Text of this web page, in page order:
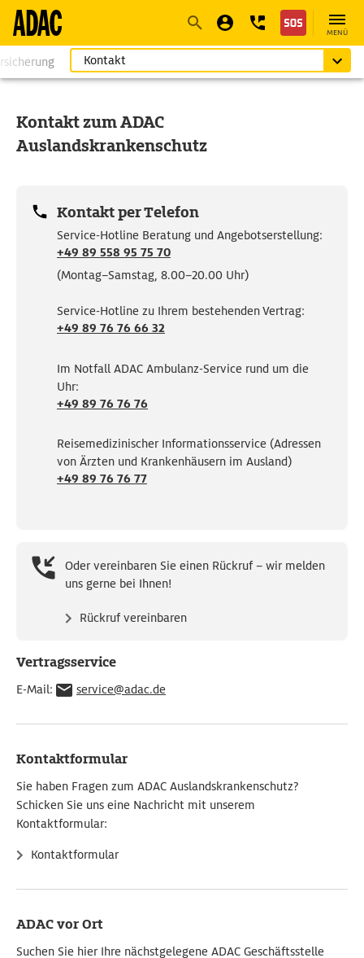
NavigationSuche
MENÜ
Kontakt
Kontakt zum ADAC
Auslandskrankenschutz
Kontakt per Telefon
Service-Hotline Beratung und Angebotserstellung:
+49 89 558 95 75 70
(Montag–Samstag, 8.00–20.00 Uhr)
Service-Hotline zu Ihrem bestehenden Vertrag:
+49 89 76 76 66 32
Im Notfall ADAC Ambulanz-Service rund um die
Uhr:
+49 89 76 76 76
Reisemedizinischer Informationsservice (Adressen
von Ärzten und Krankenhäusern im Ausland)
+49 89 76 76 77
Oder vereinbaren Sie einen Rückruf – wir melden
uns gerne bei Ihnen!
Rückruf vereinbaren
Vertragsservice
E-Mail: service@adac.de
Kontaktformular
Sie haben Fragen zum ADAC Auslandskrankenschutz?
Schicken Sie uns eine Nachricht mit unserem
Kontaktformular:
Kontaktformular
ADAC vor Ort
Suchen Sie hier Ihre nächstgelegene ADAC Geschäftsstelle